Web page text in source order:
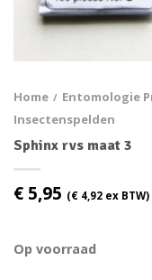
Home / Entomologie
Insectenspelden
Sphinx rvs maat 3
€ 5,95 (€ 4,92 ex BTW)
Op voorraad